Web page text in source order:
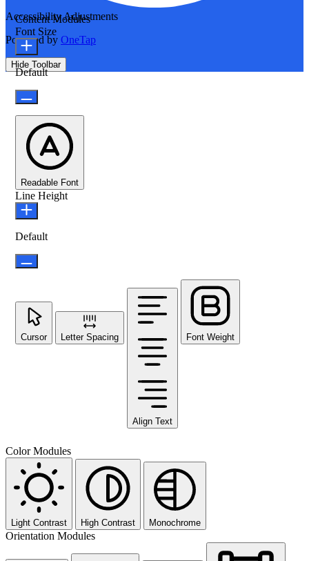
Accessibility Adjustments
Powered by OneTap
Hide Toolbar
Content Modules
Font Size
Default
Readable Font
Line Height
Default
Cursor Letter Spacing
Align Text
Font Weight
Color Modules
Light Contrast High Contrast Monochrome
Orientation Modules